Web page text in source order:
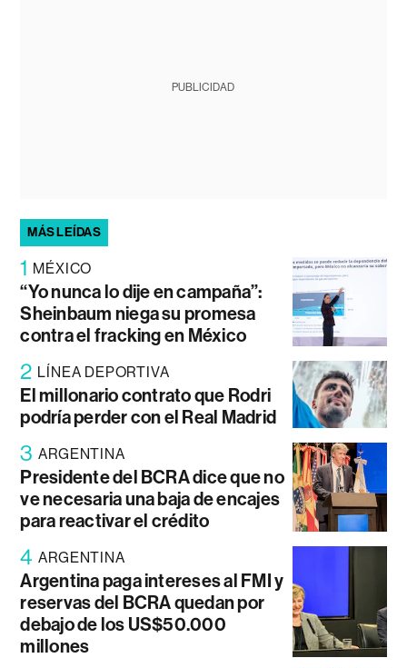
PUBLICIDAD
MÁS LEÍDAS
1 MÉXICO
“Yo nunca lo dije en campaña”:
Sheinbaum niega su promesa
contra el fracking en México
2 LÍNEA DEPORTIVA
El millonario contrato que Rodri
podría perder con el Real Madrid
3 ARGENTINA
Presidente del BCRA dice que no
ve necesaria una baja de encajes
para reactivar el crédito
4 ARGENTINA
Argentina paga intereses al FMI y
reservas del BCRA quedan por
debajo de los US$50.000
millones